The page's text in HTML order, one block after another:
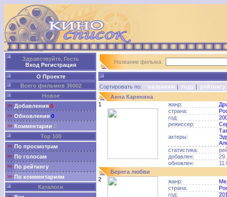
Здравствуйте, Гость
Вход Регистрация
О Проекте
Всего фильмов 36002
Новое
Добавления 0
Обновления 0
Комментарии 0
Top 100
По просмотрам
По голосам
По рейтингу
По комментариям
Каталоги
Название фильма:
Сортировать по: названию | году | рейтингу
Анна Каренина
1
жанр:
страна:
год:
режиссер:
актеры:
статистика:
добавлен:
обновлен:
Берега любви
2
жанр:
страна:
год: